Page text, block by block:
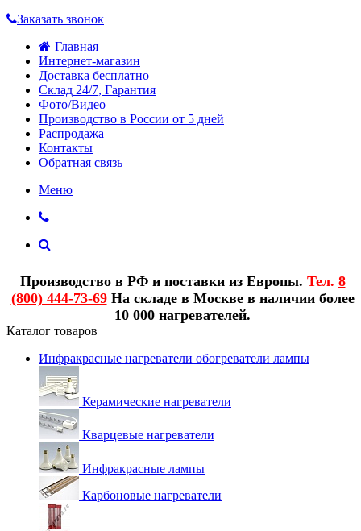
Заказать звонок
Главная
Интернет-магазин
Доставка бесплатно
Склад 24/7, Гарантия
Фото/Видео
Производство в России от 5 дней
Распродажа
Контакты
Обратная связь
Меню
Производство в РФ и поставки из Европы. Тел. 8
(800) 444-73-69На складе в Москве в наличии более
10 000 нагревателей.
Каталог товаров
Инфракрасные нагреватели обогреватели лампы
Керамические нагреватели
Кварцевые нагреватели
Инфракрасные лампы
Карбоновые нагреватели